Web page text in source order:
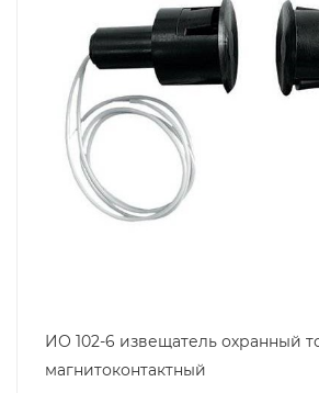
ИО 102-6 извещатель охранный
магнитоконтактный